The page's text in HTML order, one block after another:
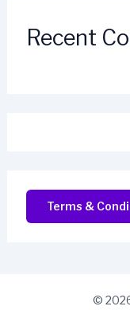
Recent
Terms &
©